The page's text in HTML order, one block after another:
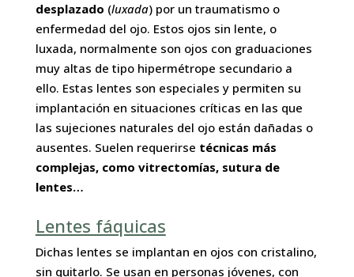
desplazado (luxada) por un traumatismo o
enfermedad del ojo. Estos ojos sin lente, o
luxada, normalmente son ojos con graduaciones
muy altas de tipo hipermétrope secundario a
ello. Estas lentes son especiales y permiten su
implantación en situaciones críticas en las que
las sujeciones naturales del ojo están dañadas o
ausentes. Suelen requerirse técnicas más
complejas, como vitrectomías, sutura de
lentes…
Lentes fáquicas
Dichas lentes se implantan en ojos con cristalino,
sin quitarlo. Se usan en personas jóvenes, con